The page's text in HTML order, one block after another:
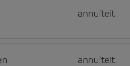
annuiteit
annuiteit